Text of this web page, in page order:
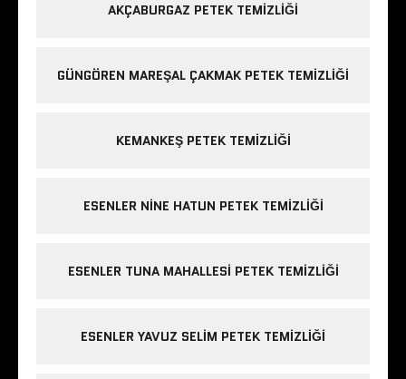
AKÇABURGAZ PETEK TEMIZLIĞI
GÜNGÖREN MAREŞAL ÇAKMAK PETEK TEMIZLIĞI
KEMANKEŞ PETEK TEMIZLIĞI
ESENLER NINE HATUN PETEK TEMIZLIĞI
ESENLER TUNA MAHALLESI PETEK TEMIZLIĞI
ESENLER YAVUZ SELIM PETEK TEMIZLIĞI